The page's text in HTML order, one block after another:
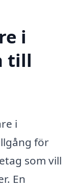
i
till
i
för
som vill
En